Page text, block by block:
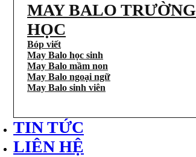
MAY BALO TRƯỜNG
HỌC
Bóp viết
May Balo học sinh
May Balo mầm non
May Balo ngoại ngữ
May Balo sinh viên
TIN TỨC
LIÊN HỆ